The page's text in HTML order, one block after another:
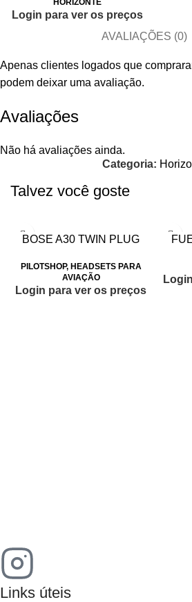
HORIZONTE
Login para ver os preços
AVALIAÇÕES (0)
Avaliações
Não há avaliações ainda.
Apenas clientes logados que
podem deixar uma avaliação.
Categoria:
Talvez você goste
BOSE A30 TWIN PLUG
PILOTSHOP, HEADSETS PARA
AVIAÇÃO
Login para ver os preços
Links úteis